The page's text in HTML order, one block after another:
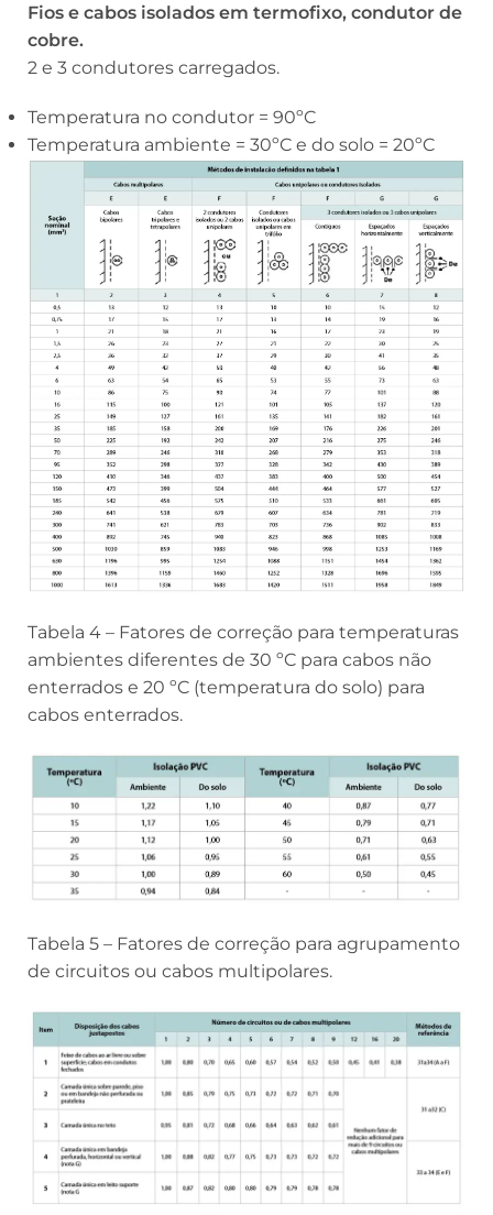
Fios e cabos isolados em termofixo, condutor de
cobre.
2 e 3 condutores carregados.
Temperatura no condutor = 90ºC
Temperatura ambiente = 30ºC e do solo = 20ºC
Tabela 4 – Fatores de correção para temperaturas
ambientes diferentes de 30 ºC para cabos não
enterrados e 20 ºC (temperatura do solo) para
cabos enterrados.
Tabela 5 – Fatores de correção para agrupamento
de circuitos ou cabos multipolares.